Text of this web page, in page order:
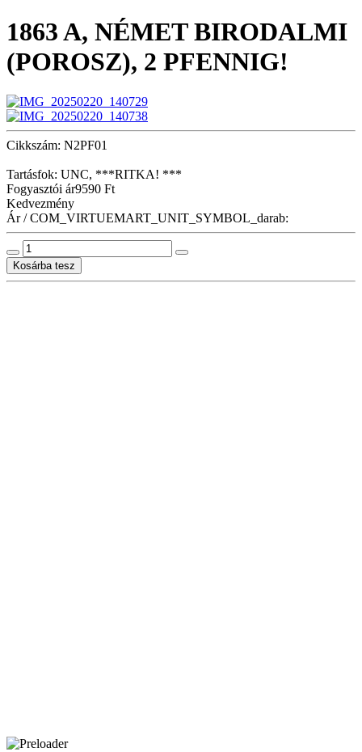
1863 A, NÉMET BIRODALMI
(POROSZ), 2 PFENNIG!
Cikkszám: N2PF01
Tartásfok: UNC, ***RITKA! ***
Fogyasztói ár9590 Ft
Kedvezmény
Ár / COM_VIRTUEMART_UNIT_SYMBOL_darab: